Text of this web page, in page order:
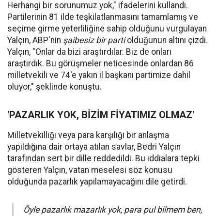
Herhangi bir sorunumuz yok," ifadelerini kullandı.
Partilerinin 81 ilde teşkilatlanmasını tamamlamış ve
seçime girme yeterliliğine sahip olduğunu vurgulayan
Yalçın, ABP'nin şaibesiz bir partiolduğunun altını çizdi.
Yalçın, "Onlar da bizi araştırdılar. Biz de onları
araştırdık. Bu görüşmeler neticesinde onlardan 86
milletvekili ve 74'e yakın il başkanı partimize dahil
oluyor," şeklinde konuştu.
'PAZARLIK YOK, BİZİM FİYATIMIZ OLMAZ'
Milletvekilliği veya para karşılığı bir anlaşma
yapıldığına dair ortaya atılan savlar, Bedri Yalçın
tarafından sert bir dille reddedildi. Bu iddialara tepki
gösteren Yalçın, vatan meselesi söz konusu
olduğunda pazarlık yapılamayacağını dile getirdi.
Öyle pazarlık mazarlık yok, para pul bilmem ben,